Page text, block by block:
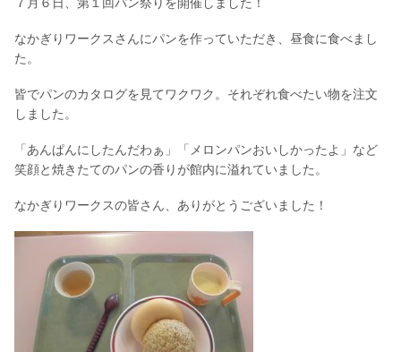
なかぎりワークスさんにパンを作っていただき、昼食に食べまし
た。
皆でパンのカタログを見てワクワク。それぞれ食べたい物を注文
しました。
「あんぱんにしたんだわぁ」「メロンパンおいしかったよ」など
笑顔と焼きたてのパンの香りが館内に溢れていました。
なかぎりワークスの皆さん、ありがとうございました！